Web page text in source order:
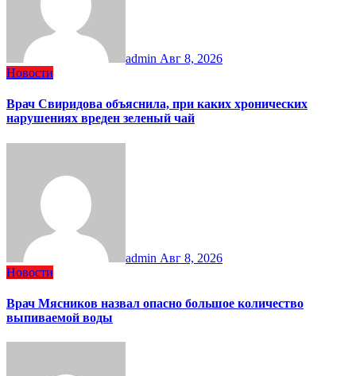
admin Авг 8, 2026
Новости
Врач Свиридова объяснила, при каких хронических
нарушениях вреден зеленый чай
admin Авг 8, 2026
Новости
Врач Мясников назвал опасно большое количество
выпиваемой воды